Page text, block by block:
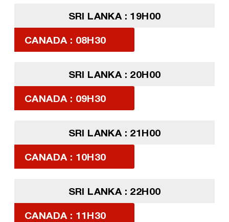
SRI LANKA : 19H00
CANADA : 08H30
SRI LANKA : 20H00
CANADA : 09H30
SRI LANKA : 21H00
CANADA : 10H30
SRI LANKA : 22H00
CANADA : 11H30